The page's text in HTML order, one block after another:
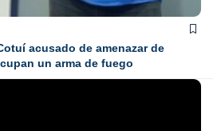
acusado de amenazar de
un arma de fuego